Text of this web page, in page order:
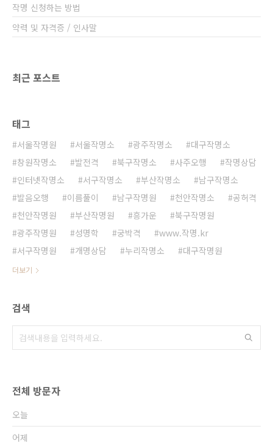
작명 신청하는 방법
약력 및 자격증 / 인사말
최근 포스트
태그
서울작명원 서울작명소 광주작명소
대구작명소
창원작명소
발전격 북구작명소 사주오행
작명상담
인터넷작명소
서구작명소 부산작명소
남구작명소
발음오행
이름풀이 남구작명원 천안작명소
공허격
천안작명원
부산작명원 흥가운
북구작명원
광주작명원
성명학 궁박격
www.작명.kr
서구작명원
개명상담 누리작명소 대구작명원
더보기
검색
전체 방문자
오늘
어제